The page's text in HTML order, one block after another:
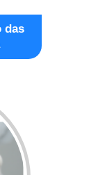
das